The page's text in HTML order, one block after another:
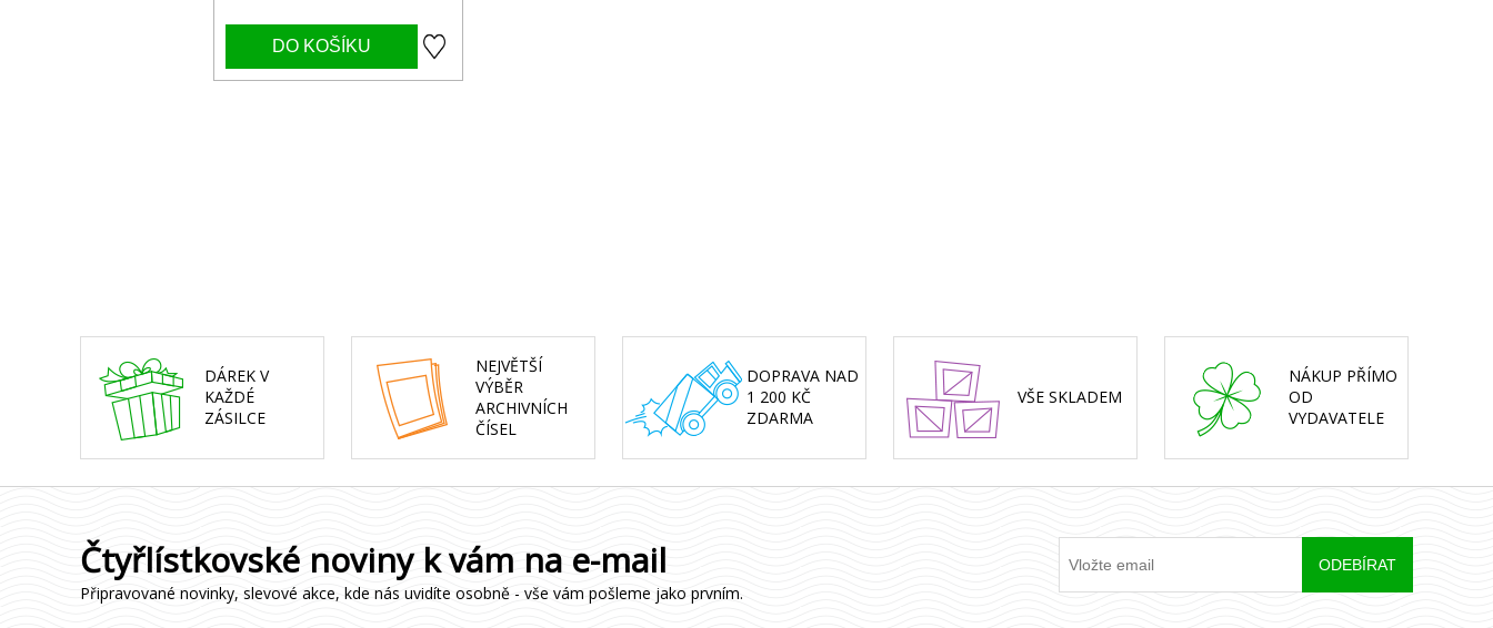
DÁREK V
KAŽDÉ
ZÁSILCE
NEJVĚTŠÍ
VÝBĚR
ARCHIVNÍCH
ČÍSEL
DOPRAVA NAD
1 200 KČ
ZDARMA
VŠE SKLADEM
NÁKUP PŘÍMO
OD
VYDAVATELE
Čtyřlístkovské noviny k vám na e-mail
Připravované novinky, slevové akce, kde nás uvidíte osobně - vše vám pošleme jako prvním.